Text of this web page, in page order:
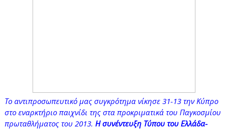
Το αντιπροσωπευτικό μας συγκρότημα νίκησε 31-13 την Κύπρο
στο εναρκτήριο παιχνίδι της στα προκριματικά του Παγκοσμίου
πρωταθλήματος του 2013. Η συνέντευξη Τύπου του Ελλάδα-